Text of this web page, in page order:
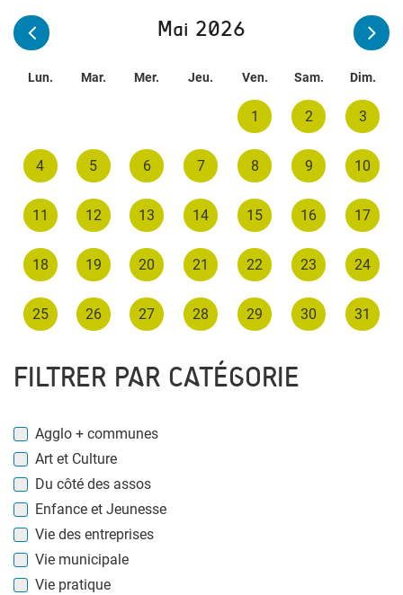
Mai 2026
Lun. Mar. Mer. Jeu. Ven. Sam. Dim.
1 2 3
4 5 6 7 8 9 10
11 12 13 14 15 16 17
18 19 20 21 22 23 24
25 26 27 28 29 30 31
FILTRER PAR CATÉGORIE
Agglo + communes
Art et Culture
Du côté des assos
Enfance et Jeunesse
Vie des entreprises
Vie municipale
Vie pratique